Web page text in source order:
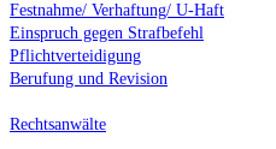
Festnahme/ Verhaftung/ U-Haft
Einspruch gegen Strafbefehl
Pflichtverteidigung
Berufung und Revision
Rechtsanwälte